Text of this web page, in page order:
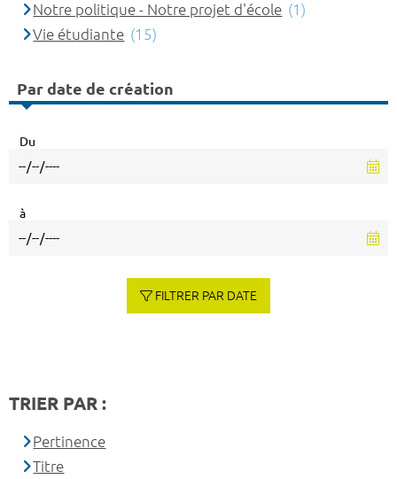
Notre politique - Notre projet d'école (1)
Vie étudiante (15)
Par date de création
Du
à
FILTRER PAR DATE
TRIER PAR :
Pertinence
Titre